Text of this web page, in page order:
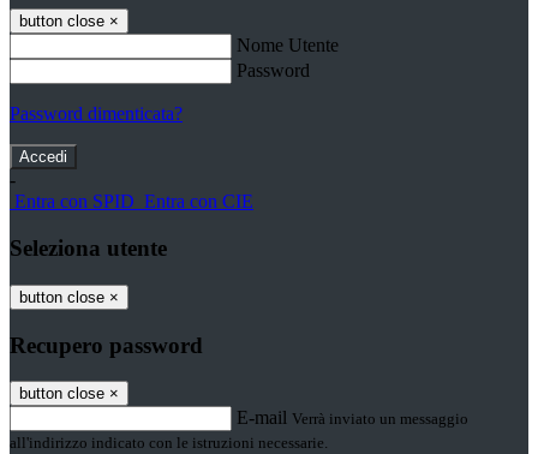
button close ×
Nome Utente
Password
Password dimenticata?
-
Entra con SPID Entra con CIE
Seleziona utente
button close ×
Recupero password
button close ×
E-mail Verrà inviato un messaggio
all'indirizzo indicato con le istruzioni necessarie.